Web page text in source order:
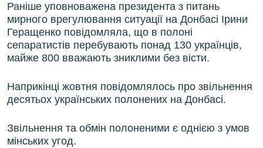
Раніше уповноважена президента з питань
мирного врегулювання ситуації на Донбасі Ірини
Геращенко повідомляла, що в полоні
сепаратистів перебувають понад 130 українців,
майже 800 вважають зниклими без вісти.
Наприкінці жовтня повідомлялось про звільнення
десятьох українських полонених на Донбасі.
Звільнення та обмін полоненими є однією з умов
мінських угод.